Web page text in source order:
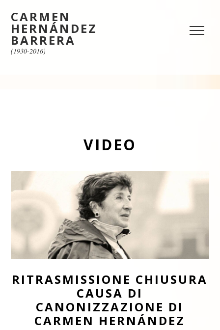
CARMEN
HERNÁNDEZ
BARRERA
(1930-2016)
VIDEO
RITRASMISSIONE CHIUSURA
CAUSA DI
CANONIZZAZIONE DI
CARMEN HERNÁNDEZ